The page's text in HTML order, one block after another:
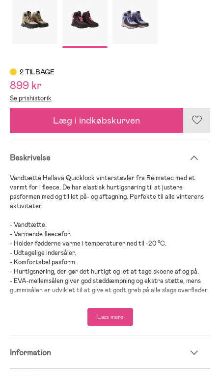
2 TILBAGE
899 kr
Se prishistorik
Læg i indkøbskurven
Beskrivelse
Vandtætte Hallava Quicklock vinterstøvler fra Reimatec med et
varmt for i fleece. De har elastisk hurtigsnøring til at justere
pasformen med og til let på- og aftagning. Perfekte til alle vinterens
aktiviteter.
- Vandtætte.
- Varmende fleecefor.
- Holder fødderne varme i temperaturer ned til -20 °C.
- Udtagelige indersåler.
- Komfortabel pasform.
- Hurtigsnøring, der gør det hurtigt og let at tage skoene af og på.
- EVA-mellemsålen giver god støddæmpning og ekstra støtte, mens
gummisålen er udviklet til at give et godt greb på alle slags overflader.
- Indeholder genanvendte materialer.
- Ydersål: gummi, EVA.
Læs mere
Information